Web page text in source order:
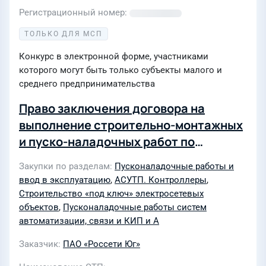
(34-4-26-00859533 заявитель ИП
Волжанов В.А. ) для нужд филиала
"Волгоградэнерго"
Регистрационный номер
ТОЛЬКО ДЛЯ МСП
Конкурс в электронной форме, участниками
которого могут быть только субъекты малого и
среднего предпринимательства
Право заключения договора на
выполнение строительно-монтажных
и пуско-наладочных работ по
реконструкции АСУ ТП, в рамках
оказания дополнительных
(нетарифных) услуг для нужд
предприятия Сочинские
электрические сети филиала ПАО
"Россети Юг" - "Кубаньэнерго"
Закупки по разделам
Пусконаладочные работы и
ввод в эксплуатацию, АСУТП. Контроллеры,
Строительство «под ключ» электросетевых
объектов, Пусконаладочные работы систем
автоматизации, связи и КИП и А
Заказчик ПАО «Россети Юг»